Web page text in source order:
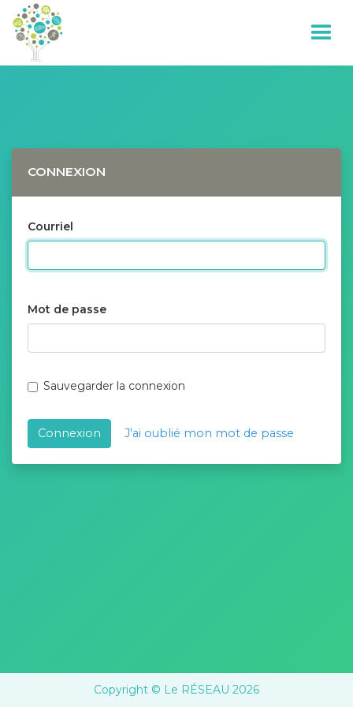
CONNEXION
Courriel
Mot de passe
Sauvegarder la connexion
Connexion J'ai oublié mon mot de passe
Copyright © Le RÉSEAU 2026